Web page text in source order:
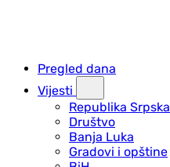
Pregled dana
Vijesti
Republika Srpska
Društvo
Banja Luka
Gradovi i opštine